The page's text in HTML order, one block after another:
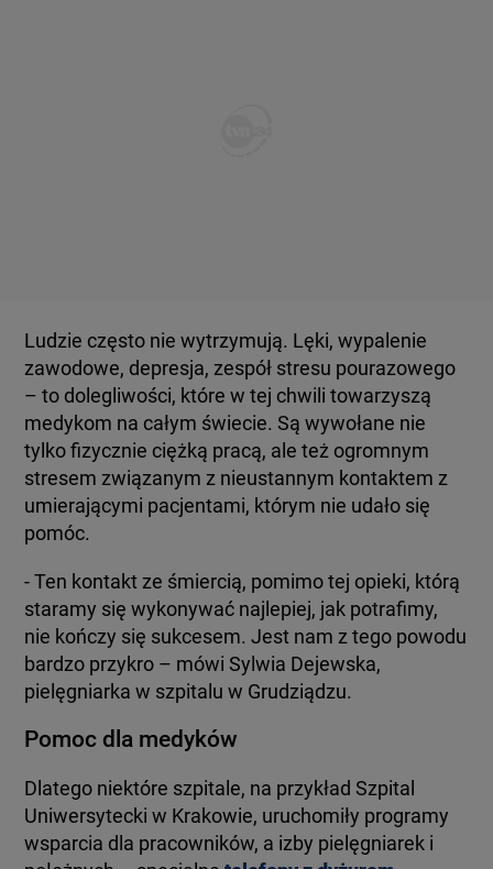
Ludzie często nie wytrzymują. Lęki, wypalenie
zawodowe, depresja, zespół stresu pourazowego
– to dolegliwości, które w tej chwili towarzyszą
medykom na całym świecie. Są wywołane nie
tylko fizycznie ciężką pracą, ale też ogromnym
stresem związanym z nieustannym kontaktem z
umierającymi pacjentami, którym nie udało się
pomóc.
- Ten kontakt ze śmiercią, pomimo tej opieki, którą
staramy się wykonywać najlepiej, jak potrafimy,
nie kończy się sukcesem. Jest nam z tego powodu
bardzo przykro – mówi Sylwia Dejewska,
pielęgniarka w szpitalu w Grudziądzu.
Pomoc dla medyków
Dlatego niektóre szpitale, na przykład Szpital
Uniwersytecki w Krakowie, uruchomiły programy
wsparcia dla pracowników, a izby pielęgniarek i